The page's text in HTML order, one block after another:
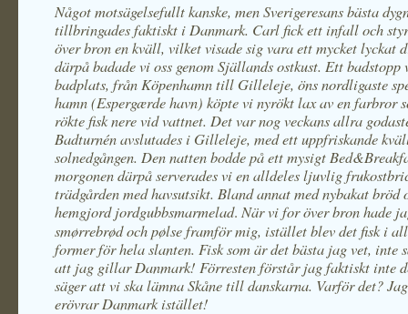
Något motsägelsefullt kanske, men Sverigeresans bästa
tillbringades faktiskt i Danmark. Carl fick ett infall och
över bron en kväll, vilket visade sig vara ett mycket lyckat
därpå badade vi oss genom Själlands ostkust. Ett badstopp
badplats, från Köpenhamn till Gilleleje, öns nordligaste
hamn (Espergærde havn) köpte vi nyrökt lax av en farbror
rökte fisk nere vid vattnet. Det var nog veckans allra
Badturnén avslutades i Gilleleje, med ett uppfriskande
solnedgången. Den natten bodde på ett mysigt
morgonen därpå serverades vi en alldeles ljuvlig
trädgården med havsutsikt. Bland annat med nybakat bröd
hemgjord jordgubbsmarmelad. När vi for över bron hade
smørrebrød och pølse framför mig, istället blev det fisk i
former för hela slanten. Fisk som är det bästa jag vet, inte
att jag gillar Danmark! Förresten förstår jag faktiskt inte
säger att vi ska lämna Skåne till danskarna. Varför det?
erövrar Danmark istället!